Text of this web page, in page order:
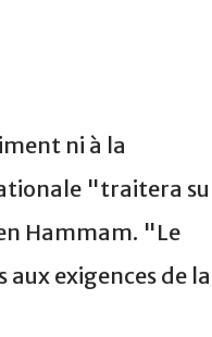
ni à la
"traitera
Hammam. "Le
exigences de la